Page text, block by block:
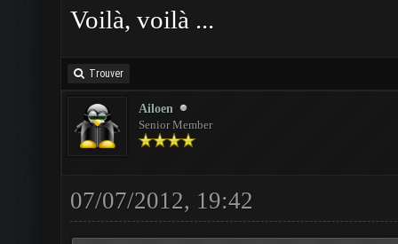
Voilà, voilà ...
Trouver
Ailoen
Senior Member
07/07/2012, 19:42